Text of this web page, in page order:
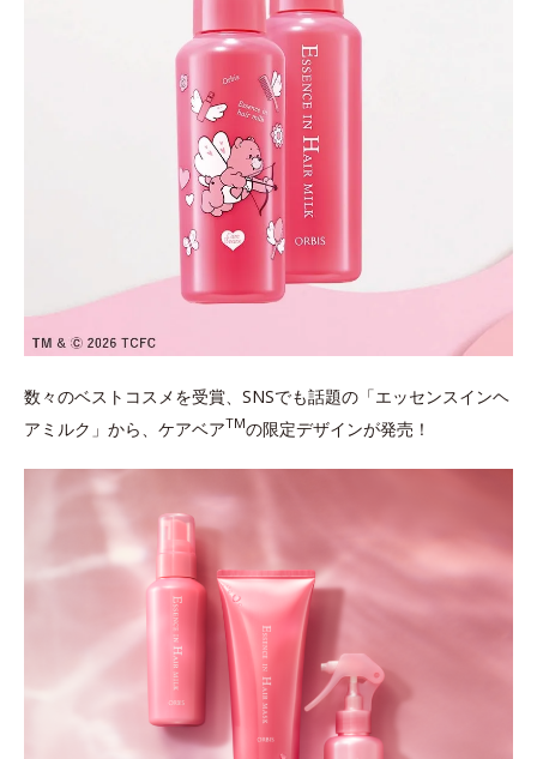
数々のベストコスメを受賞、SNSでも話題の「エッセンスインヘ
アミルク」から、ケアベアTMの限定デザインが発売！